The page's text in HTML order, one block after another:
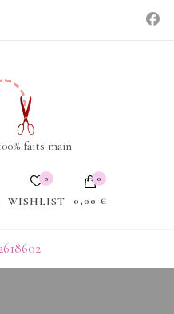
faits main
0
WISHLIST
0
0,00 €
est vide.